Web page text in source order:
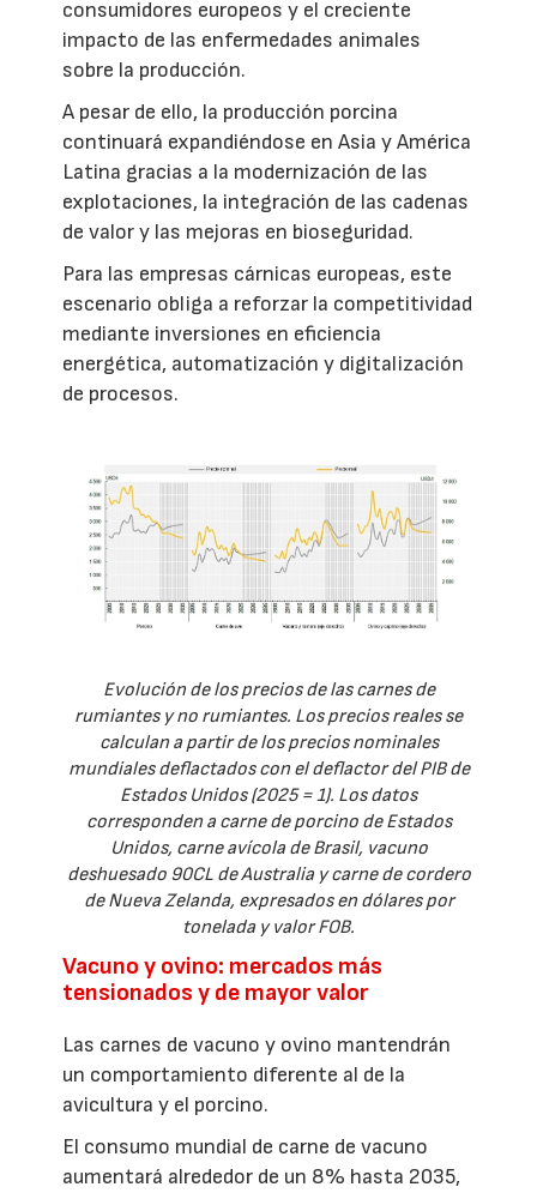
consumidores europeos y el creciente
impacto de las enfermedades animales
sobre la producción.
A pesar de ello, la producción porcina
continuará expandiéndose en Asia y América
Latina gracias a la modernización de las
explotaciones, la integración de las cadenas
de valor y las mejoras en bioseguridad.
Para las empresas cárnicas europeas, este
escenario obliga a reforzar la competitividad
mediante inversiones en eficiencia
energética, automatización y digitalización
de procesos.
Evolución de los precios de las carnes de
rumiantes y no rumiantes. Los precios reales se
calculan a partir de los precios nominales
mundiales deflactados con el deflactor del PIB de
Estados Unidos (2025 = 1). Los datos
corresponden a carne de porcino de Estados
Unidos, carne avícola de Brasil, vacuno
deshuesado 90CL de Australia y carne de cordero
de Nueva Zelanda, expresados en dólares por
tonelada y valor FOB.
Vacuno y ovino: mercados más
tensionados y de mayor valor
Las carnes de vacuno y ovino mantendrán
un comportamiento diferente al de la
avicultura y el porcino.
El consumo mundial de carne de vacuno
aumentará alrededor de un 8% hasta 2035,